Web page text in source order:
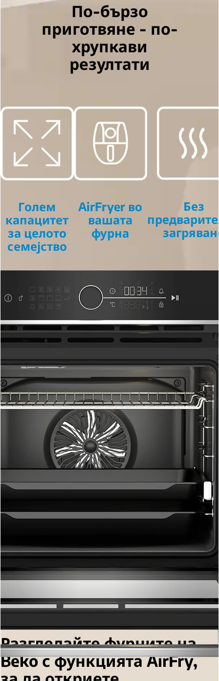
По-бързо
приготвяне - по-
хрупкави
резултати
Голем
капацитет
за целото
семејство
AirFryer во
вашата
фурна
Без
Разгледайте фурните на
Beko с функцията AirFry,